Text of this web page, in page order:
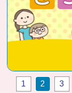
1 2 3